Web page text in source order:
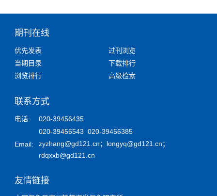
期刊在线
优先发表
过刊浏览
当期目录
下载排行
浏览排行
高级检索
联系方式
电话:
020-39456435
020-39456543 020-39456385
Email:
zyzhang@gd121.cn； longyq@gd121.cn；
rdqxxb@gd121.cn
友情链接